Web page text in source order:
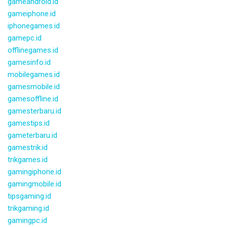
gameiphone.id
iphonegames.id
gamepc.id
offlinegames.id
gamesinfo.id
mobilegames.id
gamesmobile.id
gamesoffline.id
gamesterbaru.id
gamestips.id
gameterbaru.id
gamestrik.id
trikgames.id
gamingiphone.id
gamingmobile.id
tipsgaming.id
trikgaming.id
gamingpc.id